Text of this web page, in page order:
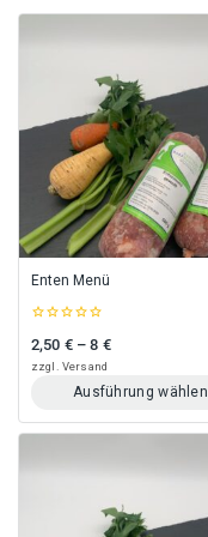
Enten Menü
out
of
2,50 € –8 €Preisspanne: 2,50 € bis 8 €
zzgl. Versand
Ausführung wählen
Dieses